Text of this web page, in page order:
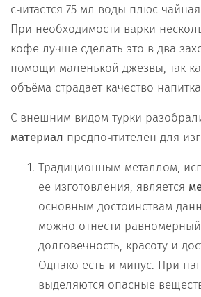
считается 75 мл воды плюс
При необходимости варки
кофе лучше сделать это в два
помощи маленькой джезвы, так
объёма страдает качество
С внешним видом турки
материал предпочтителен для
Традиционным металлом,
ее изготовления, является
основным достоинствам
можно отнести
долговечность, красоту и
Однако есть и минус. При
выделяются опасные